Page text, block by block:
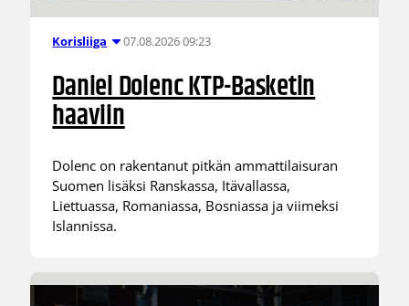
Korisliiga 07.08.2026 09:23
Daniel Dolenc KTP-Basketin
haaviin
Dolenc on rakentanut pitkän ammattilaisuran
Suomen lisäksi Ranskassa, Itävallassa,
Liettuassa, Romaniassa, Bosniassa ja viimeksi
Islannissa.